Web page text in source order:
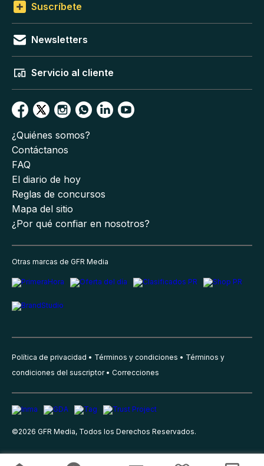
Suscríbete
Newsletters
Servicio al cliente
¿Quiénes somos?
Contáctanos
FAQ
El diario de hoy
Reglas de concursos
Mapa del sitio
¿Por qué confiar en nosotros?
Otras marcas de GFR Media
Política de privacidad Términos y condiciones
Términos y
condiciones del suscriptor
Correcciones
©2026 GFR Media, Todos los Derechos Reservados.